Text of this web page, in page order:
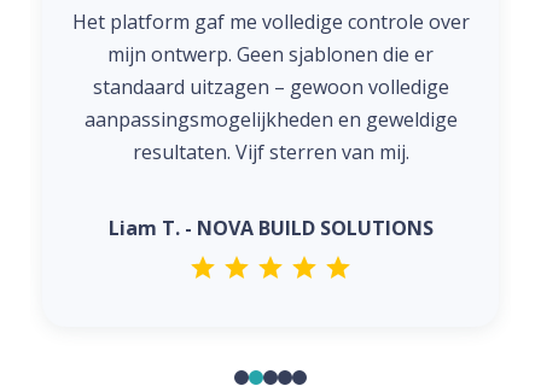
Het platform gaf me volledige controle over
mijn ontwerp. Geen sjablonen die er
standaard uitzagen – gewoon volledige
aanpassingsmogelijkheden en geweldige
resultaten. Vijf sterren van mij.
Liam T. - NOVA BUILD SOLUTIONS